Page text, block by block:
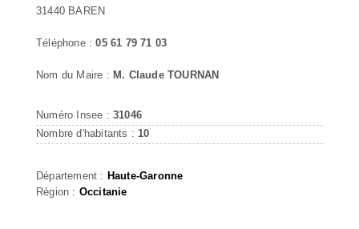
31440 BAREN
Téléphone :05 61 79 71 03
Nom du Maire : M. Claude TOURNAN
Numéro Insee : 31046
Nombre d'habitants : 10
Département : Haute-Garonne
Région : Occitanie